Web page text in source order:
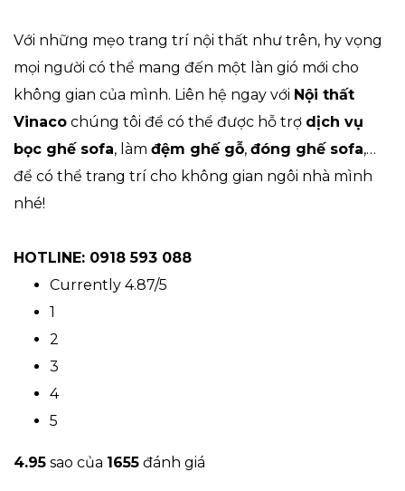
Với những mẹo trang trí nội thất như trên, hy vọng
mọi người có thể mang đến một làn gió mới cho
không gian của mình. Liên hệ ngay với Nội thất
Vinaco chúng tôi để có thể được hỗ trợ dịch vụ
bọc ghế sofa, làm đệm ghế gỗ, đóng ghế sofa,…
để có thể trang trí cho không gian ngôi nhà mình
nhé!
HOTLINE: 0918 593 088
Currently 4.87/5
1
2
3
4
5
4.95 sao của 1655 đánh giá